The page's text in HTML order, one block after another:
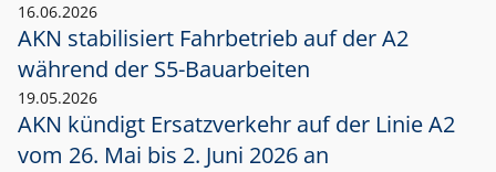
16.06.2026
AKN stabilisiert Fahrbetrieb auf der A2
während der S5-Bauarbeiten
19.05.2026
AKN kündigt Ersatzverkehr auf der Linie A2
vom 26. Mai bis 2. Juni 2026 an